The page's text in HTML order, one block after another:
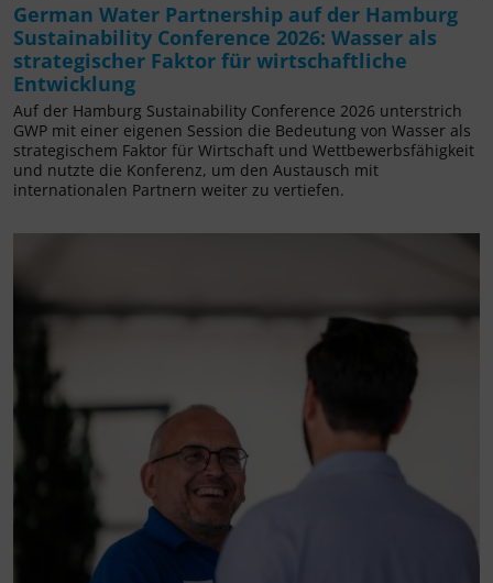
German Water Partnership auf der Hamburg
Sustainability Conference 2026: Wasser als
strategischer Faktor für wirtschaftliche
Entwicklung
Auf der Hamburg Sustainability Conference 2026 unterstrich
GWP mit einer eigenen Session die Bedeutung von Wasser als
strategischem Faktor für Wirtschaft und Wettbewerbsfähigkeit
und nutzte die Konferenz, um den Austausch mit
internationalen Partnern weiter zu vertiefen.